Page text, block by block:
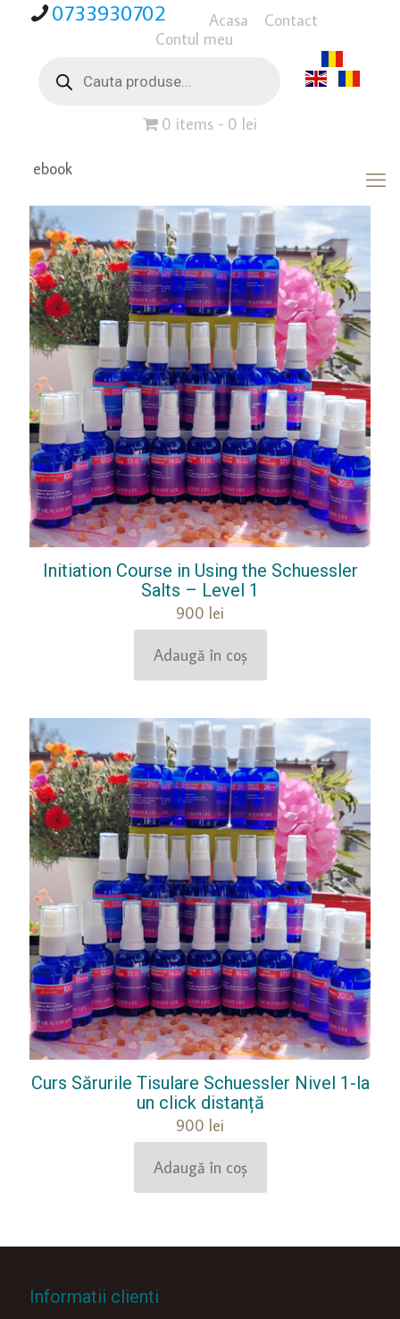
0733930702 Acasa
Contact
Contul meu
search
0 items 0 lei
ebook
Initiation Course in Using the Schuessler
Salts – Level 1
900 lei
Adaugă în coș
Curs Sărurile Tisulare Schuessler Nivel 1-la
un click distanță
900 lei
Adaugă în coș
Informatii clienti